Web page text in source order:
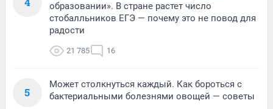
образовании». В стране растет число
стобалльников ЕГЭ — почему это не повод для
радости
21 785 16
5
Может столкнуться каждый. Как бороться с
бактериальными болезнями овощей — советы